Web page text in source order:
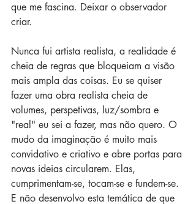
que me fascina. Deixar o observador
criar.
Nunca fui artista realista, a realidade é
cheia de regras que bloqueiam a visão
mais ampla das coisas. Eu se quiser
fazer uma obra realista cheia de
volumes, perspetivas, luz/sombra e
"real" eu sei a fazer, mas não quero. O
mudo da imaginação é muito mais
convidativo e criativo e abre portas para
novas ideias circularem. Elas,
cumprimentam-se, tocam-se e fundem-se.
E não desenvolvo esta temática de que